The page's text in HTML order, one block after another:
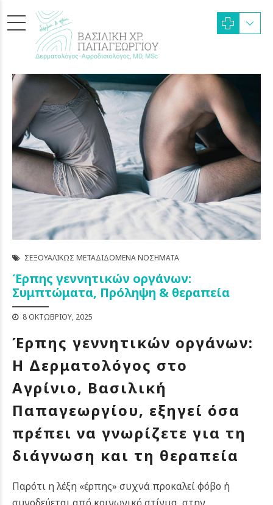
ΣΕΞΟΥΑΛΙΚΏΣ ΜΕΤΑΔΙΔΌΜΕΝΑ ΝΟΣΉΜΑΤΑ
Έρπης γεννητικών οργάνων:
Συμπτώματα, Πρόληψη & θεραπεία
8 ΟΚΤΩΒΡΊΟΥ, 2025
Έρπης γεννητικών οργάνων:
Η Δερματολόγος στο
Αγρίνιο, Βασιλική
Παπαγεωργίου, εξηγεί όσα
πρέπει να γνωρίζετε για τη
διάγνωση και τη θεραπεία
Παρότι η λέξη «έρπης» συχνά προκαλεί φόβο ή